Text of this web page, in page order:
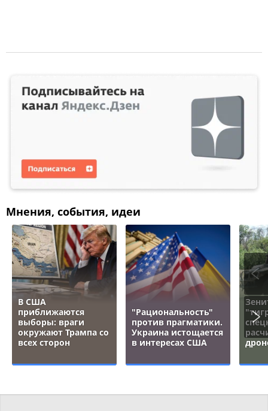
Мнения, события, идеи
В США
приближаются
выборы: враги
окружают Трампа со
всех сторон
"Рациональность"
против прагматики.
Украина истощается
в интересах США